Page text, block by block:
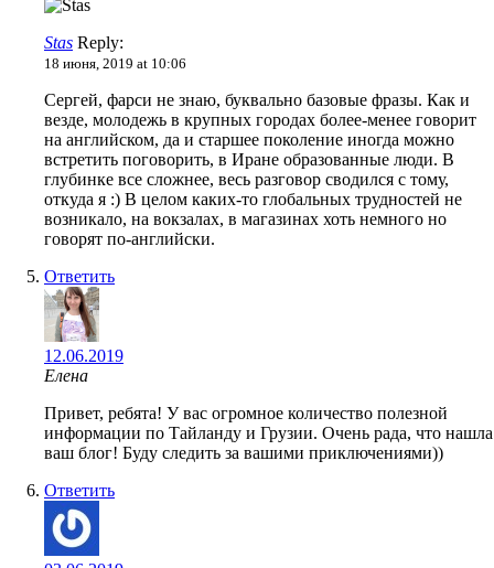
Stas Reply:
18 июня, 2019 at 10:06
Сергей, фарси не знаю, буквально базовые фразы. Как и
везде, молодежь в крупных городах более-менее говорит
на английском, да и старшее поколение иногда можно
встретить поговорить, в Иране образованные люди. В
глубинке все сложнее, весь разговор сводился с тому,
откуда я :) В целом каких-то глобальных трудностей не
возникало, на вокзалах, в магазинах хоть немного но
говорят по-английски.
Ответить
12.06.2019
Елена
Привет, ребята! У вас огромное количество полезной
информации по Тайланду и Грузии. Очень рада, что нашла
ваш блог! Буду следить за вашими приключениями))
Ответить